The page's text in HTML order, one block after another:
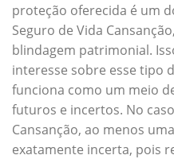
proteção oferecida é um
Seguro de Vida
blindagem patrimonial.
interesse sobre esse tipo
funciona como um meio
futuros e incertos. No
Cansanção, ao menos
exatamente incerta, pois